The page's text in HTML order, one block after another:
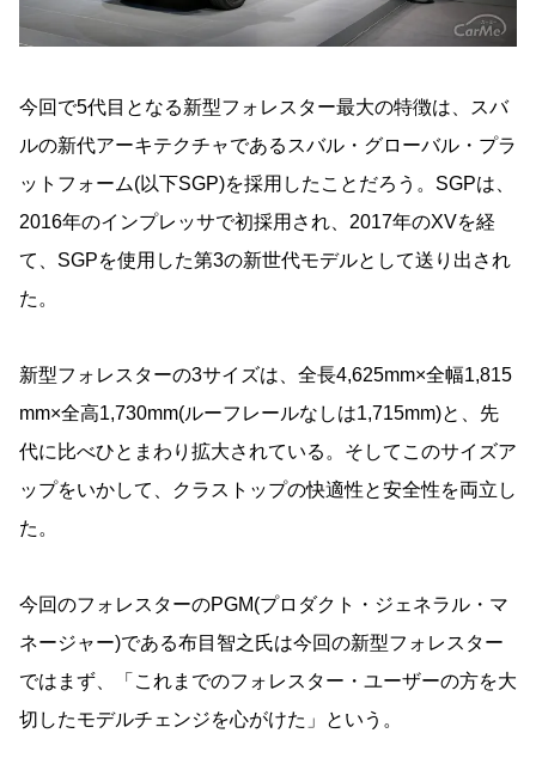
今回で5代目となる新型フォレスター最大の特徴は、スバ
ルの新代アーキテクチャであるスバル・グローバル・プラ
ットフォーム(以下SGP)を採用したことだろう。SGPは、
2016年のインプレッサで初採用され、2017年のXVを経
て、SGPを使用した第3の新世代モデルとして送り出され
た。
新型フォレスターの3サイズは、全長4,625mm×全幅1,815
mm×全高1,730mm(ルーフレールなしは1,715mm)と、先
代に比べひとまわり拡大されている。そしてこのサイズア
ップをいかして、クラストップの快適性と安全性を両立し
た。
今回のフォレスターのPGM(プロダクト・ジェネラル・マ
ネージャー)である布目智之氏は今回の新型フォレスター
ではまず、「これまでのフォレスター・ユーザーの方を大
切したモデルチェンジを心がけた」という。